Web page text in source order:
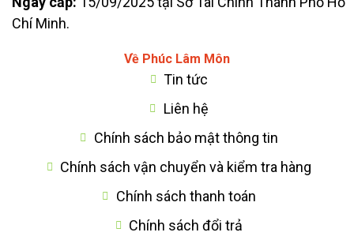
Chí Minh.
Về Phúc Lâm Môn
Tin tức
Liên hệ
Chính sách bảo mật thông tin
Chính sách vận chuyển và kiểm tra hàng
Chính sách thanh toán
Chính sách đổi trả